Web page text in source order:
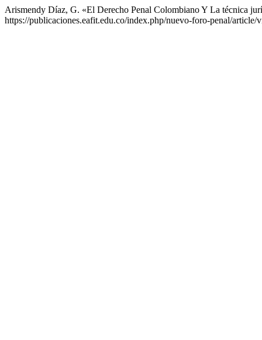
Arismendy Díaz, G. «El Derecho Penal Colombiano Y La técnica
https://publicaciones.eafit.edu.co/index.php/nuevo-foro-penal/article/